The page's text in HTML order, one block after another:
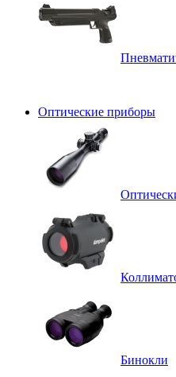
Оптические приборы
Бинокли